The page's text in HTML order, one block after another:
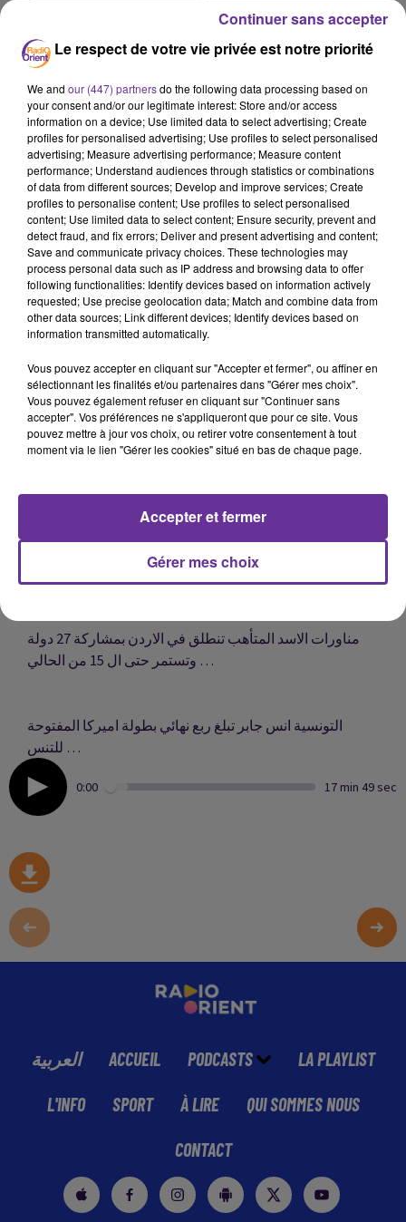
5 septembre 2022 - 17 min 49 sec
LE JOURNAL EN LANGUE ARABE DE LA MI-
JOURNEE DU 5/09/22
LB
JOURNAL EN LANGUE ARABE
العناوين
مقتل عشرة اشخاص في حوادث طعن في 13 موقعا في
منطقتين نائيتين في كندا …
مقتل فلسطيني في 19 من عمره برصاص الجيش الاسرائيلي
يقول ان القيود الجديدة المتعلقة بدخول حملة جوازات السفر
الاجنبية عنصرية ….
المملكة المغربية ترحب بتعيين عبد الله باثيلي ممثلا خاصا
للامم المتحدة في ليبيا …
مناورات الاسد المتأهب تنطلق في الاردن بمشاركة 27 دولة
وتستمر حتى ال 15 من الحالي …
التونسية انس جابر تبلغ ربع نهائي بطولة اميركا المفتوحة
للتنس …
0:00 17 min 49 sec
العربية ACCUEIL PODCASTS LA PLAYLIST
L'INFO SPORT À LIRE QUI SOMMES NOUS
CONTACT
Le respect de votre vie privée est notre priorité
We and our (447) partnersdo the following data processing based on
your consent and/or our legitimate interest: Store and/or access
information on a device; Use limited data to select advertising; Create
profiles for personalised advertising; Use profiles to select personalised
advertising; Measure advertising performance; Measure content
performance; Understand audiences through statistics or combinations
of data from different sources; Develop and improve services; Create
profiles to personalise content; Use profiles to select personalised
content; Use limited data to select content; Ensure security, prevent and
detect fraud, and fix errors; Deliver and present advertising and content;
Save and communicate privacy choices. These technologies may
process personal data such as IP address and browsing data to offer
following functionalities: Identify devices based on information actively
requested; Use precise geolocation data; Match and combine data from
other data sources; Link different devices; Identify devices based on
information transmitted automatically.
Vous pouvez accepter en cliquant sur "Accepter et fermer", ou affiner en
sélectionnant les finalités et/ou partenaires dans "Gérer mes choix".
Vous pouvez également refuser en cliquant sur "Continuer sans
accepter". Vos préférences ne s'appliqueront que pour ce site. Vous
pouvez mettre à jour vos choix, ou retirer votre consentement à tout
moment via le lien "Gérer les cookies" situé en bas de chaque page.
Gérer mes choix
Accepter et fermer
Continuer sans accepter